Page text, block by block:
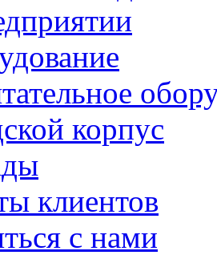
корпус
клиентов
с нами